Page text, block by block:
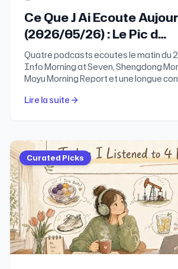
Ce Que J Ai Ecoute
(2026/05/26) : Le Pic d
Aveuglement de l IA, le
Decisions Instantanees
Basculements Business
Deja Notre Vie
Quatre podcasts ecoutes le matin du
Info Morning at Seven, Shengdong
Moyu Morning Report et une longue
un moment d acceleration
Lire la suite
Curated Picks